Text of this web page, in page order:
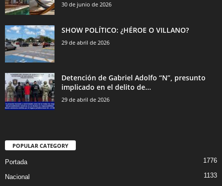
30 de junio de 2026
SHOW POLÍTICO: ¿HÉROE O VILLANO?
29 de abril de 2026
Detención de Gabriel Adolfo “N”, presunto
implicado en el delito de...
29 de abril de 2026
POPULAR CATEGORY
Portada 1776
Nacional 1133